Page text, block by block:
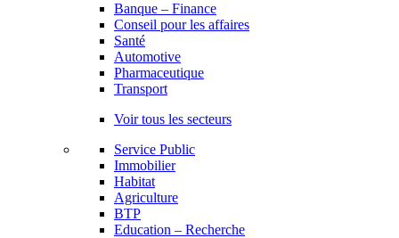
Banque – Finance
Conseil pour les affaires
Santé
Automotive
Pharmaceutique
Transport
Voir tous les secteurs
Service Public
Immobilier
Habitat
Agriculture
BTP
Education – Recherche